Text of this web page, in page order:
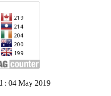
: 04 May 2019